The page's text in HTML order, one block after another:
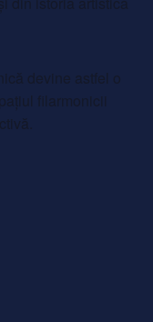
devine astfel o
filarmonicii